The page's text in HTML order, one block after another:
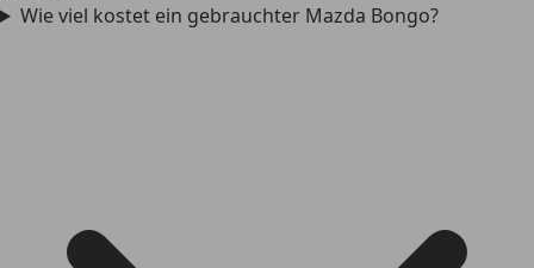
Wie viel kostet ein gebrauchter Mazda Bongo?